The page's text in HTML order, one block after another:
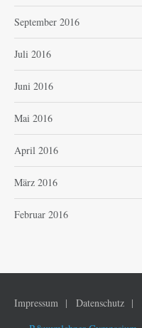
September 2016
Juli 2016
Juni 2016
Mai 2016
April 2016
März 2016
Februar 2016
Impressum Datenschutz